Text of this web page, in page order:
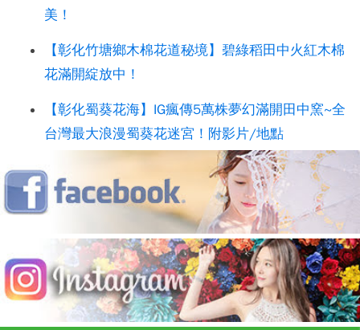
美！
【彰化竹塘鄉木棉花道秘境】碧綠稻田中火紅木棉
花滿開綻放中！
【彰化蜀葵花海】IG瘋傳5萬株夢幻滿開田中窯~全
台灣最大浪漫蜀葵花迷宮！附影片/地點